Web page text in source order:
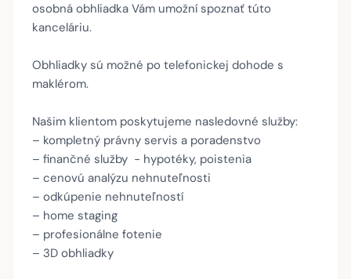
osobná obhliadka Vám umožní spoznať túto
kanceláriu.
Obhliadky sú možné po telefonickej dohode s
maklérom.
Našim klientom poskytujeme nasledovné služby:
– kompletný právny servis a poradenstvo
– finančné služby - hypotéky, poistenia
– cenovú analýzu nehnuteľnosti
– odkúpenie nehnuteľností
– home staging
– profesionálne fotenie
– 3D obhliadky